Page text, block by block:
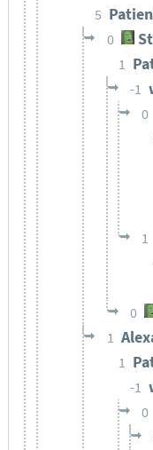
5
0
1
-1
0
1
0
1
1
-1
0